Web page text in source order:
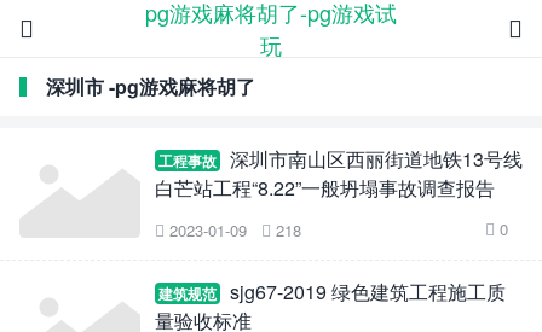
pg游戏麻将胡了-pg游戏试
玩


深圳市 -pg游戏麻将胡了
工程事故
深圳市南山区西丽街道地铁13号线
白芒站工程“8.22”一般坍塌事故调查报告
 2023-01-09  218  0
建筑规范
sjg67-2019 绿色建筑工程施工质
量验收标准